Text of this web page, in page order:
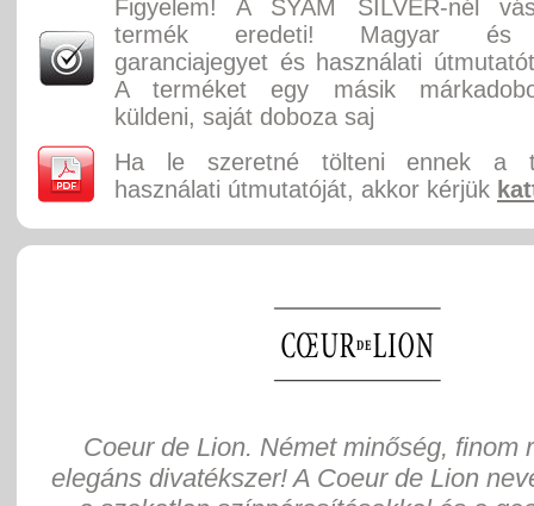
Figyelem! A SYAM SILVER-nél
termék eredeti! Magyar és
garanciajegyet és használati
A terméket egy másik
küldeni, saját doboza saj
Ha le szeretné tölteni ennek a
használati útmutatóját, akkor kérjük
Coeur de Lion. Német minőség, finom
elegáns divatékszer! A Coeur de Lion